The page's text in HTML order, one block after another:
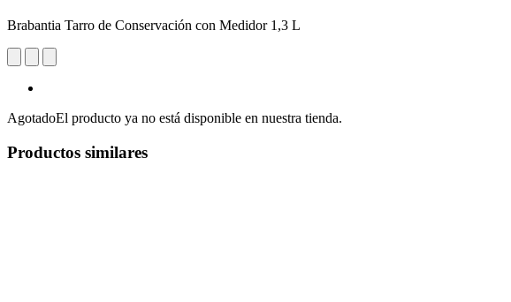
Brabantia Tarro de Conservación con Medidor 1,3 L
AgotadoEl producto ya no está disponible en nuestra tienda.
Productos similares